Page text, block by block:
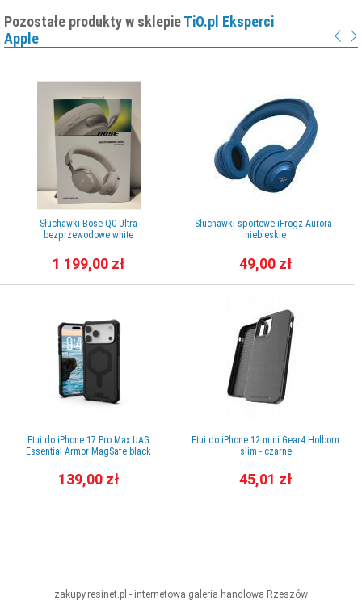
Pozostałe produkty w sklepieTiO.pl Eksperci
Apple
Słuchawki Bose QC Ultra
bezprzewodowe white
1 199,00 zł
Etui do iPhone 17 Pro Max UAG
Essential Armor MagSafe black
139,00 zł
Słuchawki sportowe iFrogz Aurora -
niebieskie
49,00 zł
Etui do iPhone 12 mini Gear4 Holborn
slim - czarne
45,01 zł
zakupy.resinet.pl - internetowa galeria handlowa Rzeszów